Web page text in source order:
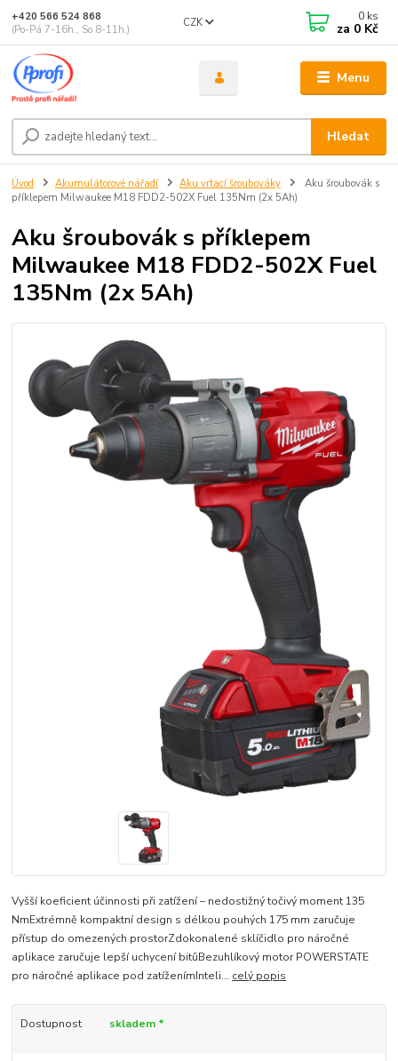
Menu
CZK
Hledat
+420 566 524 868
(Po-Pá 7-16h., So 8-11h.)
0 ks
za 0 Kč
Úvod Akumulátorové nářadí Aku vrtací šroubováky
Aku šroubovák s
příklepem Milwaukee M18 FDD2-502X Fuel 135Nm (2x 5Ah)
Aku šroubovák s příklepem
Milwaukee M18 FDD2-502X Fuel
135Nm (2x 5Ah)
Vyšší koeficient účinnosti při zatížení – nedostižný točivý moment 135
NmExtrémně kompaktní design s délkou pouhých 175 mm zaručuje
přístup do omezených prostorZdokonalené sklíčidlo pro náročné
aplikace zaručuje lepší uchycení bitůBezuhlíkový motor POWERSTATE
pro náročné aplikace pod zatíženímInteli... celý popis
Dostupnost skladem *